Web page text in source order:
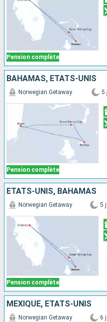
Pension complète
BAHAMAS, ÉTATS-UNIS
Pension complète
Norwegian Getaway 5 j
ÉTATS-UNIS, BAHAMAS
Pension complète
Norwegian Getaway 5 j
MEXIQUE, ÉTATS-UNIS
Norwegian Getaway 6 j